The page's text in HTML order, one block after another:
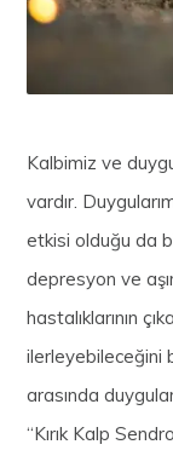
Kalbimiz ve
vardır.
etkisi olduğu da
depresyon ve
hastalıklarının
ilerleyebileceğini
arasında
“Kırık Kalp